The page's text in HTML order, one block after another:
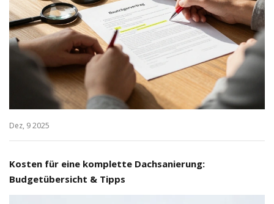
Dez, 9 2025
Kosten für eine komplette Dachsanierung:
Budgetübersicht & Tipps